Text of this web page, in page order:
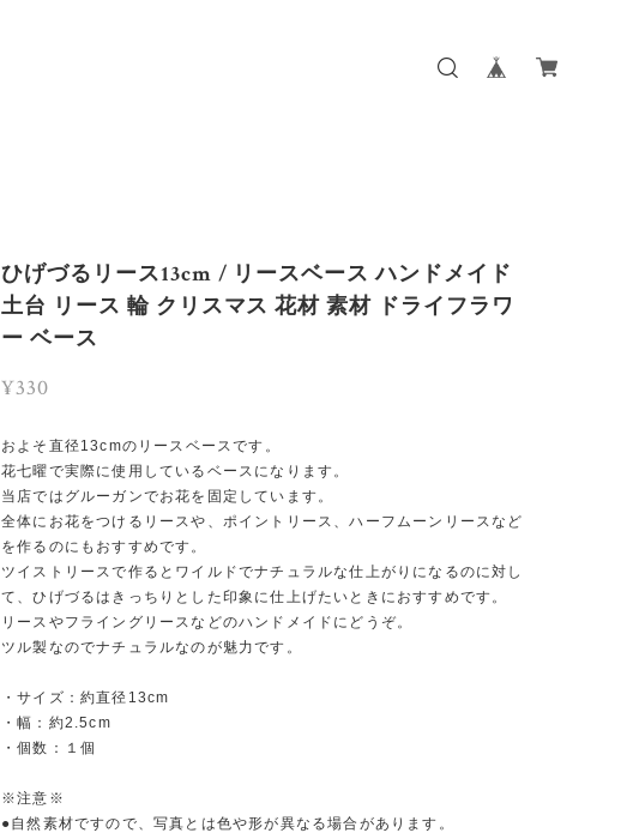
ひげづるリース13cm / リースベース ハンドメイド
土台 リース 輪 クリスマス 花材 素材 ドライフラワ
ー ベース
¥330
およそ直径13cmのリースベースです。
花七曜で実際に使用しているベースになります。
当店ではグルーガンでお花を固定しています。
全体にお花をつけるリースや、ポイントリース、ハーフムーンリースなど
を作るのにもおすすめです。
ツイストリースで作るとワイルドでナチュラルな仕上がりになるのに対し
て、ひげづるはきっちりとした印象に仕上げたいときにおすすめです。
リースやフライングリースなどのハンドメイドにどうぞ。
ツル製なのでナチュラルなのが魅力です。
・サイズ：約直径13cm
・幅：約2.5cm
・個数：１個
※注意※
●自然素材ですので、写真とは色や形が異なる場合があります。